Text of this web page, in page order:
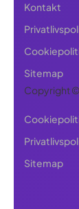
Kontakt
Sitemap
Copyright ©
Sitemap